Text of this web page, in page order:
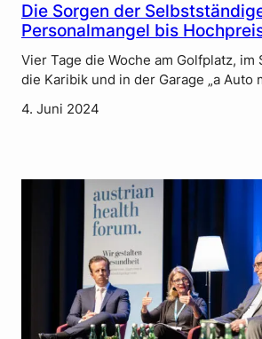
Die Sorgen der
Personalmangel bis
Vier Tage die Woche am Golfplatz, im
die Karibik und in der Garage „a Auto
4. Juni 2024